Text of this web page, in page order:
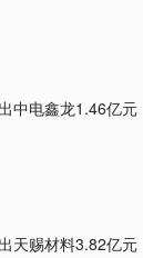
中电鑫龙1.46亿元
天赐材料3.82亿元